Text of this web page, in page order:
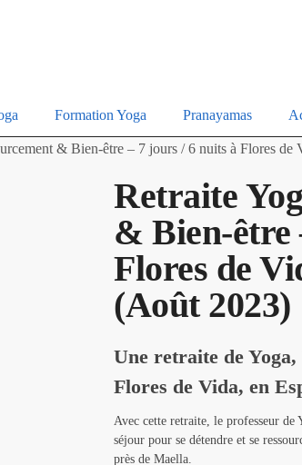
Formation Yoga Pranayamas
& Bien-être – 7 jours / 6 nuits à Flores
Retraite
& Bien-être
Flores de
(Août 2023)
Une retraite de
Flores de Vida, en
Avec cette retraite, le professeur de
séjour pour se détendre et se
près de Maella.